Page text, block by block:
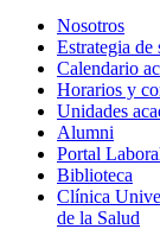
Nosotros
Estrategia de
Calendario
Horarios y
Unidades
Alumni
Portal
Biblioteca
Clínica
de la Salud